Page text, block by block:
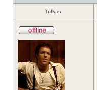
Tulkas